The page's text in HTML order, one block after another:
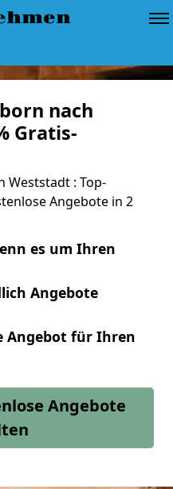
nach
Gratis-
Weststadt : Top-
Angebote in 2
es um Ihren
Angebote
Angebot für Ihren
Angebote